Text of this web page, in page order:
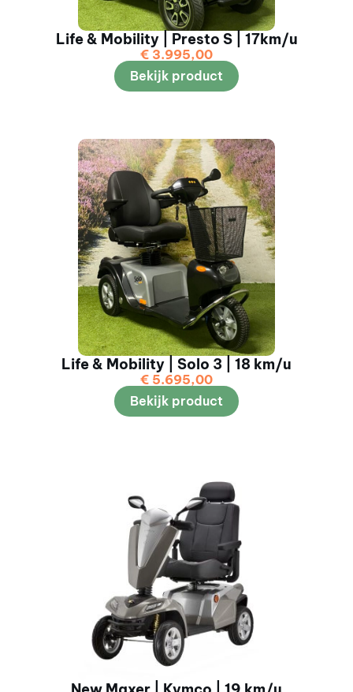
Life & Mobility | Presto S | 17km/u
€ 3.995,00
Bekijk product
Life & Mobility | Solo 3 | 18 km/u
€ 5.695,00
Bekijk product